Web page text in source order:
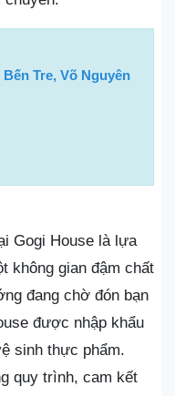
Tre, Võ Nguyên
Gogi House là lựa
không gian đậm chất
đang chờ đón bạn
được nhập khẩu
sinh thực phẩm.
quy trình, cam kết